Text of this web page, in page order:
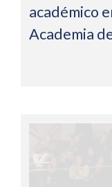
académico
Academia